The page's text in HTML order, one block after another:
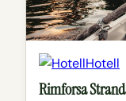
Hotell
Rimforsa Strand